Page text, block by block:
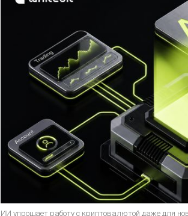
ИИ упрощает работу с криптовалютой даже для